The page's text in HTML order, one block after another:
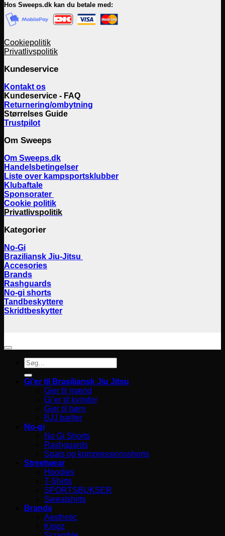
Hos Sweeps.dk kan du betale med:
Cookiepolitik
Privatlivspolitik
Kundeservice
Kontakt os
Kundeservice - FAQ
Returnering/ombytning
Størrelses Guide
Trustpilot
Om Sweeps
Om Sweeps.dk
Handelsbetingelser
Liste over kampsportsklubber
Klubaftale
Sponsorater
Cookie politik
Privatlivspolitik
Kategorier
No-Gi
Braziliansk Jiu-Jitsu
Accesories
Brands
Rashguards
No-gi shorts
Tandbeskyttere
Skridtbeskytter
Søg
efter:
Gi’er til Brasiliansk Jiu Jitsu
Gier til mænd
Gi’er til kvinder
Gier til børn
BJJ bælter
No-gi
No Gi Shorts
Rashguards
Spats og kompressionsshorts
Streetwear
Hoodies
T-Shirts
SPORTSBUKSER
Sweatshirts
Brands
Aesthetic
Kingz